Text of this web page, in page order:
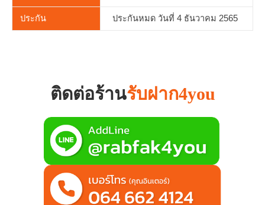
ประกัน ประกันหมด วันที่ 4 ธันวาคม 2565
ติดต่อร้านรับฝาก4you